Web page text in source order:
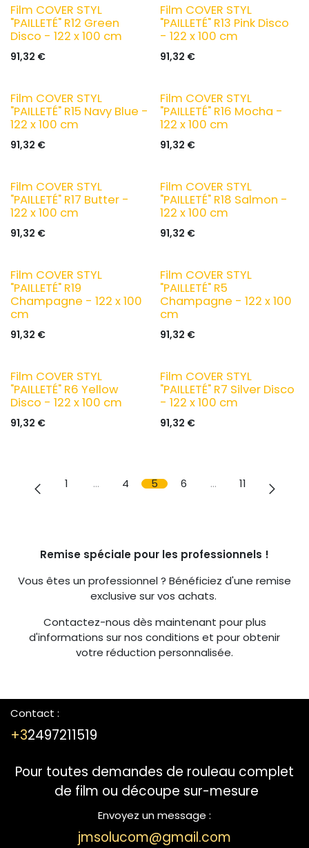
Film COVER STYL
"PAILLETÉ" R12 Green
Disco - 122 x 100 cm
91,32 €
Film COVER STYL
"PAILLETÉ" R13 Pink Disco
- 122 x 100 cm
91,32 €
Film COVER STYL
"PAILLETÉ" R15 Navy Blue -
122 x 100 cm
91,32 €
Film COVER STYL
"PAILLETÉ" R16 Mocha -
122 x 100 cm
91,32 €
Film COVER STYL
"PAILLETÉ" R17 Butter -
122 x 100 cm
91,32 €
Film COVER STYL
"PAILLETÉ" R18 Salmon -
122 x 100 cm
91,32 €
Film COVER STYL
"PAILLETÉ" R19
Champagne - 122 x 100
cm
91,32 €
Film COVER STYL
"PAILLETÉ" R5
Champagne - 122 x 100
cm
91,32 €
Film COVER STYL
"PAILLETÉ" R6 Yellow
Disco - 122 x 100 cm
91,32 €
Film COVER STYL
"PAILLETÉ" R7 Silver Disco
- 122 x 100 cm
91,32 €
1 … 4 5 6 … 11
Remise spéciale pour les professionnels !
Vous êtes un professionnel ? Bénéficiez d'une remise
exclusive sur vos achats.
Contactez-nous dès maintenant pour plus
d'informations sur nos conditions et pour obtenir
votre réduction personnalisée.
Contact :
+32497211519
Pour toutes demandes de rouleau complet
de film ou découpe sur-mesure
Envoyez un message :
jmsolucom@gmail.com